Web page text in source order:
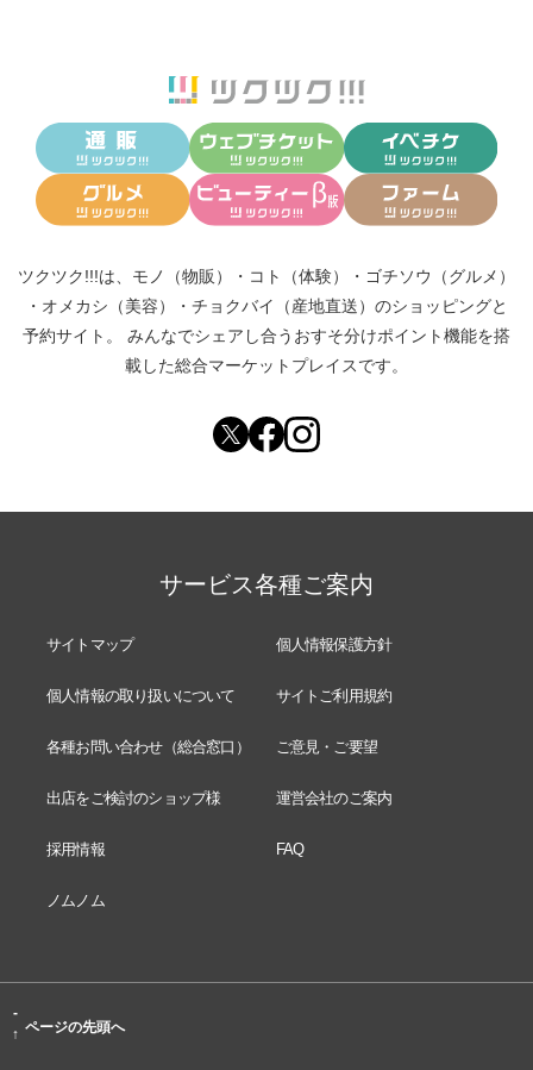
ツクツク!!!は、 モノ（物販） ・ コト（体験） ・ ゴチソウ（グルメ）
・ オメカシ（美容） ・ チョクバイ（産地直送） のショッピングと
予約サイト。
みんなでシェアし合う おすそ分けポイント機能を搭
載した総合マーケットプレイスです。
サービス各種ご案内
サイトマップ 個人情報保護方針
個人情報の取り扱いについて サイトご利用規約
各種お問い合わせ（総合窓口） ご意見・ご要望
出店をご検討のショップ様 運営会社のご案内
採用情報 FAQ
ノムノム
-
↑ ページの先頭へ